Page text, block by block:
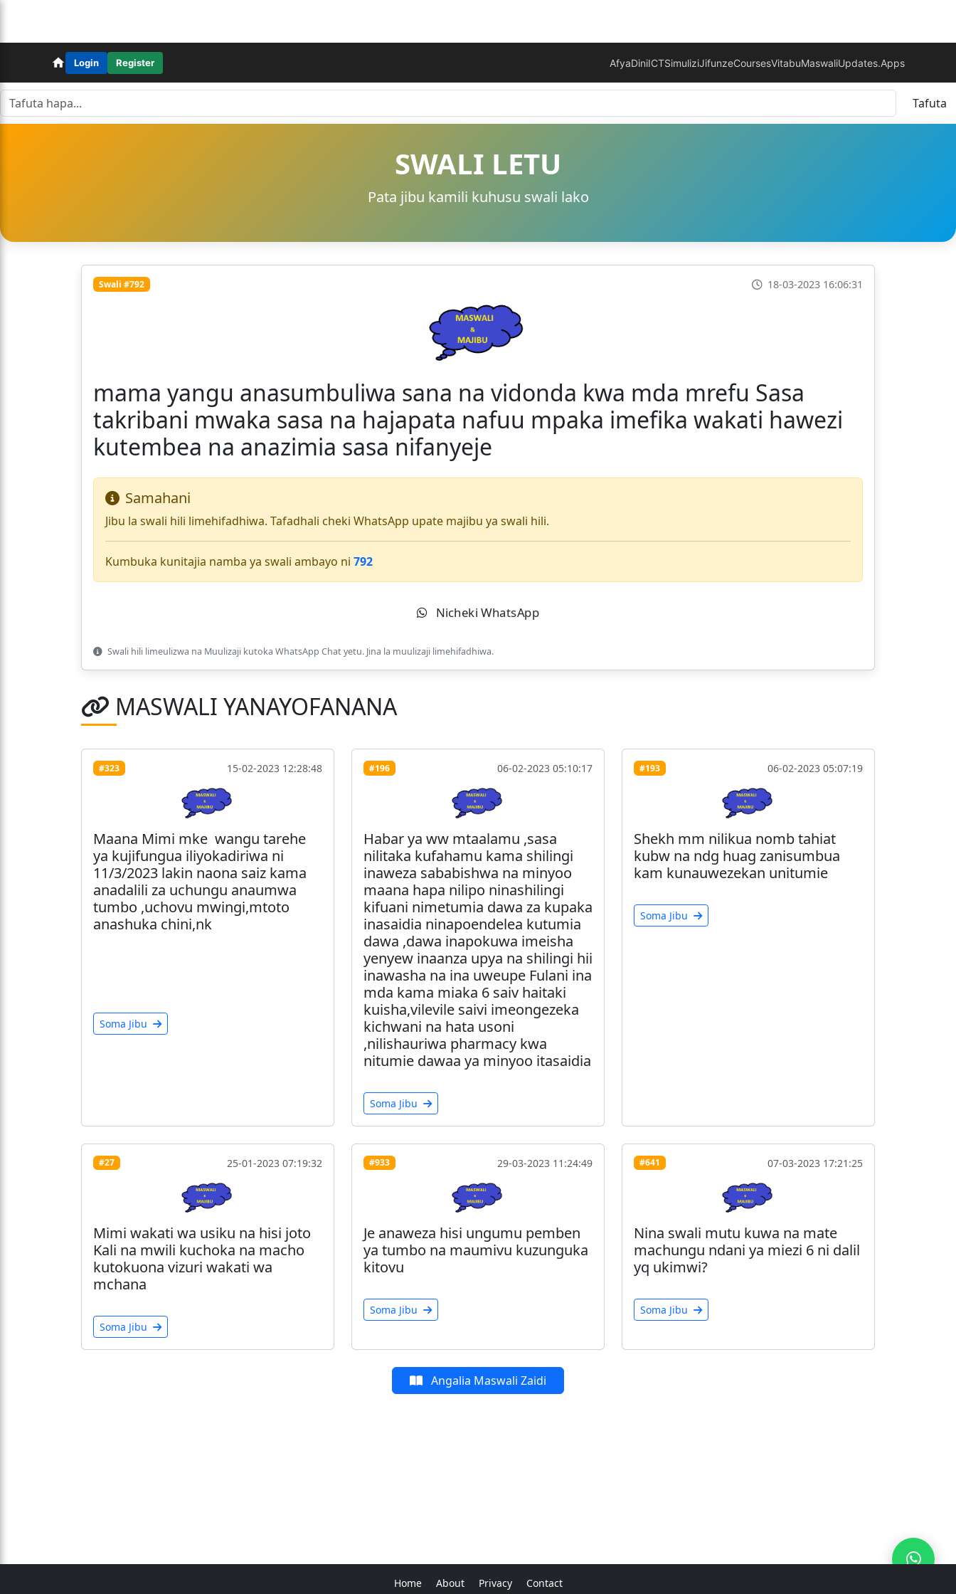
Login Register AfyaDiniICTSimuliziJifunzeCoursesVitabuMaswaliUpdates.Apps
Tafuta
SWALI LETU
Pata jibu kamili kuhusu swali lako
Swali #792 18-03-2023 16:06:31
mama yangu anasumbuliwa sana na vidonda kwa mda mrefu Sasa
takribani mwaka sasa na hajapata nafuu mpaka imefika wakati hawezi
kutembea na anazimia sasa nifanyeje
Samahani
Jibu la swali hili limehifadhiwa. Tafadhali cheki WhatsApp upate majibu ya swali hili.
Kumbuka kunitajia namba ya swali ambayo ni 792
Nicheki WhatsApp
Swali hili limeulizwa na Muulizaji kutoka WhatsApp Chat yetu. Jina la muulizaji limehifadhiwa.
MASWALI YANAYOFANANA
#323 15-02-2023 12:28:48
Maana Mimi mke wangu tarehe
ya kujifungua iliyokadiriwa ni
11/3/2023 lakin naona saiz kama
anadalili za uchungu anaumwa
tumbo ,uchovu mwingi,mtoto
anashuka chini,nk
Soma Jibu
#196 06-02-2023 05:10:17
Habar ya ww mtaalamu ,sasa
nilitaka kufahamu kama shilingi
inaweza sababishwa na minyoo
maana hapa nilipo ninashilingi
kifuani nimetumia dawa za kupaka
inasaidia ninapoendelea kutumia
dawa ,dawa inapokuwa imeisha
yenyew inaanza upya na shilingi hii
inawasha na ina uweupe Fulani ina
mda kama miaka 6 saiv haitaki
kuisha,vilevile saivi imeongezeka
kichwani na hata usoni
,nilishauriwa pharmacy kwa
nitumie dawaa ya minyoo itasaidia
Soma Jibu
#193 06-02-2023 05:07:19
Shekh mm nilikua nomb tahiat
kubw na ndg huag zanisumbua
kam kunauwezekan unitumie
Soma Jibu
#27 25-01-2023 07:19:32
Mimi wakati wa usiku na hisi joto
Kali na mwili kuchoka na macho
kutokuona vizuri wakati wa
mchana
Soma Jibu
#933 29-03-2023 11:24:49
Je anaweza hisi ungumu pemben
ya tumbo na maumivu kuzunguka
kitovu
Soma Jibu
#641 07-03-2023 17:21:25
Nina swali mutu kuwa na mate
machungu ndani ya miezi 6 ni dalil
yq ukimwi?
Soma Jibu
Angalia Maswali Zaidi
Home About Privacy Contact